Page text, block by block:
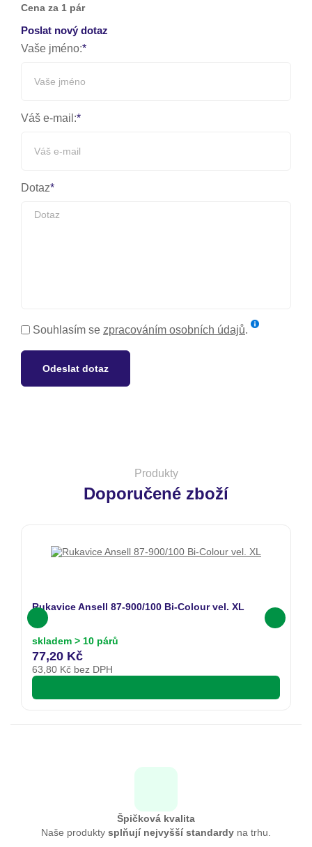
Cena za 1 pár
Poslat nový dotaz
Vaše jméno:
Váš e-mail:
Dotaz
Souhlasím se zpracováním osobních údajů.
Odeslat dotaz
Produkty
Doporučené zboží
Rukavice Ansell 87-900/100 Bi-Colour vel. XL
skladem > 10 párů
77,20 Kč
63,80 Kč bez DPH
Špičková kvalita
Naše produkty splňují nejvyšší standardy na trhu.